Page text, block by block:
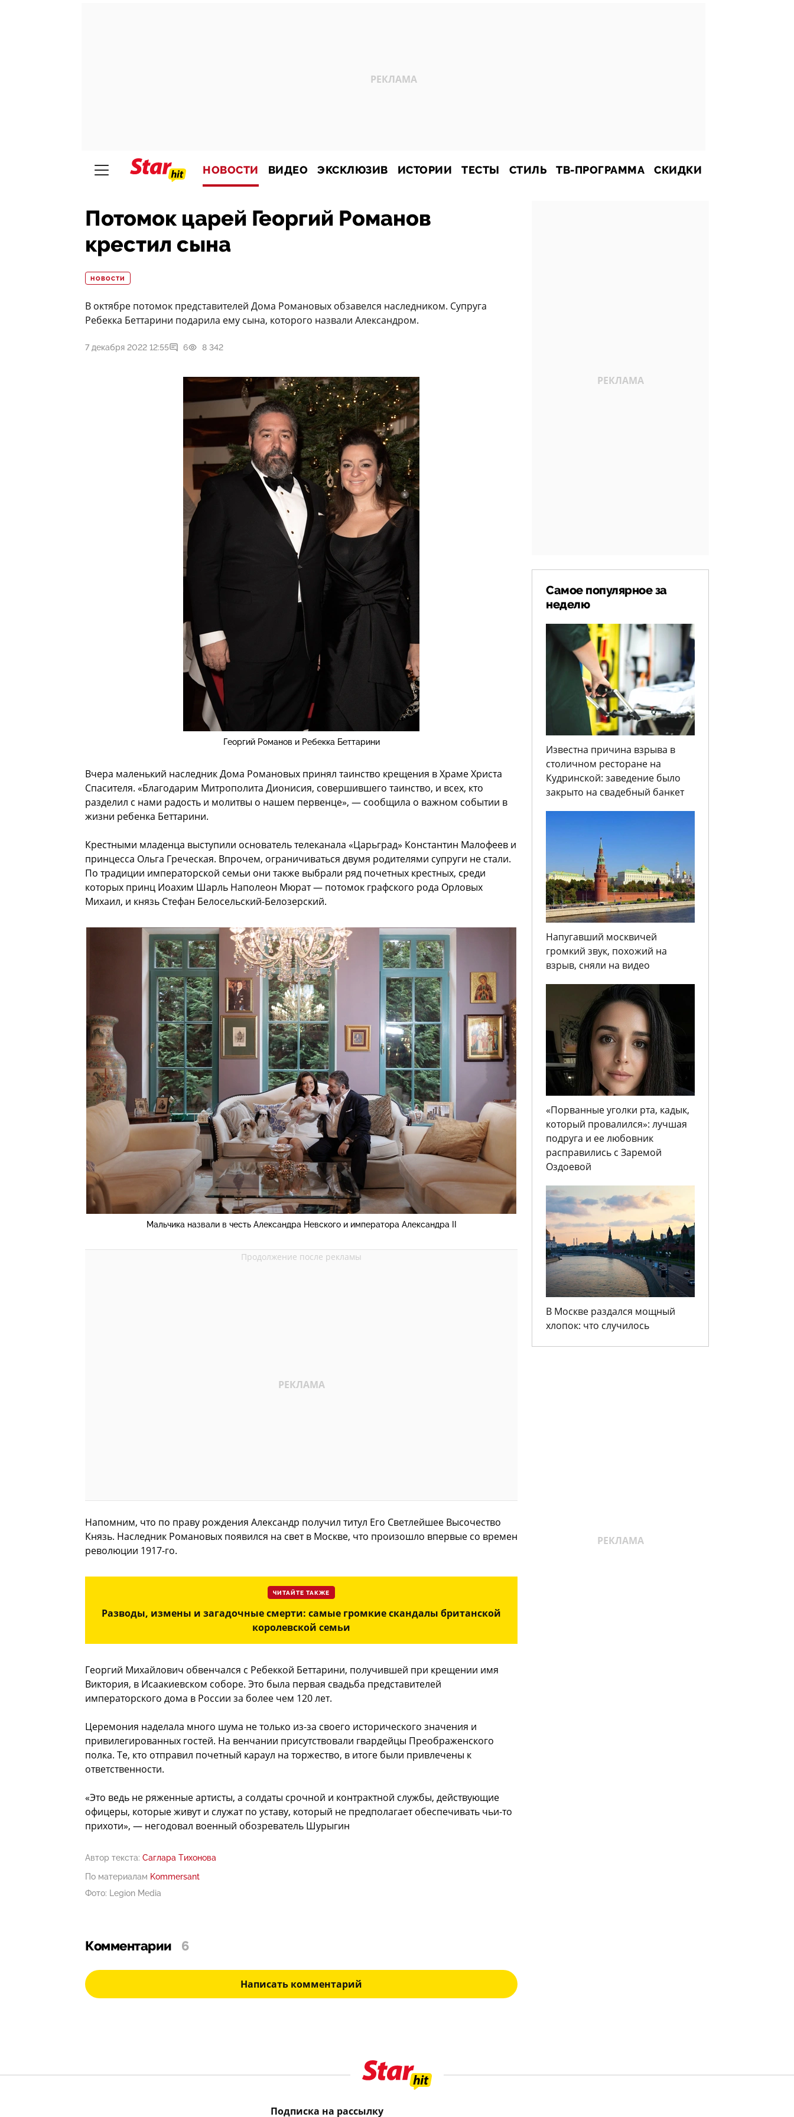
НОВОСТИ ВИДЕО ЭКСКЛЮЗИВ ИСТОРИИ ТЕСТЫ СТИЛЬ ТВ-ПРОГРАММА СКИДКИ
Потомок царей Георгий Романов
крестил сына
НОВОСТИ
В октябре потомок представителей Дома Романовых обзавелся наследником. Супруга
Ребекка Беттарини подарила ему сына, которого назвали Александром.
7 декабря 2022 12:55 6 8 342
Георгий Романов и Ребекка Беттарини
Вчера маленький наследник Дома Романовых принял таинство крещения в Храме Христа
Спасителя. «Благодарим Митрополита Дионисия, совершившего таинство, и всех, кто
разделил с нами радость и молитвы о нашем первенце», — сообщила о важном событии в
жизни ребенка Беттарини.
Крестными младенца выступили основатель телеканала «Царьград» Константин Малофеев и
принцесса Ольга Греческая. Впрочем, ограничиваться двумя родителями супруги не стали.
По традиции императорской семьи они также выбрали ряд почетных крестных, среди
которых принц Иоахим Шарль Наполеон Мюрат — потомок графского рода Орловых
Михаил, и князь Стефан Белосельский-Белозерский.
Мальчика назвали в честь Александра Невского и императора Александра II
Напомним, что по праву рождения Александр получил титул Его Светлейшее Высочество
Князь. Наследник Романовых появился на свет в Москве, что произошло впервые со времен
революции 1917-го.
ЧИТАЙТЕ ТАКЖЕ
Разводы, измены и загадочные смерти: самые громкие скандалы британской
королевской семьи
Георгий Михайлович обвенчался с Ребеккой Беттарини, получившей при крещении имя
Виктория, в Исаакиевском соборе. Это была первая свадьба представителей
императорского дома в России за более чем 120 лет.
Церемония наделала много шума не только из-за своего исторического значения и
привилегированных гостей. На венчании присутствовали гвардейцы Преображенского
полка. Те, кто отправил почетный караул на торжество, в итоге были привлечены к
ответственности.
«Это ведь не ряженные артисты, а солдаты срочной и контрактной службы, действующие
офицеры, которые живут и служат по уставу, который не предполагает обеспечивать чьи-то
прихоти», — негодовал военный обозреватель Шурыгин
Автор текста: Саглара Тихонова
По материалам Kommersant
Фото: Legion Media
Комментарии 6
Написать комментарий
Самое популярное за
неделю
Известна причина взрыва в
столичном ресторане на
Кудринской: заведение было
закрыто на свадебный банкет
Напугавший москвичей
громкий звук, похожий на
взрыв, сняли на видео
«Порванные уголки рта, кадык,
который провалился»: лучшая
подруга и ее любовник
расправились с Заремой
Оздоевой
В Москве раздался мощный
хлопок: что случилось
Подписка на рассылку